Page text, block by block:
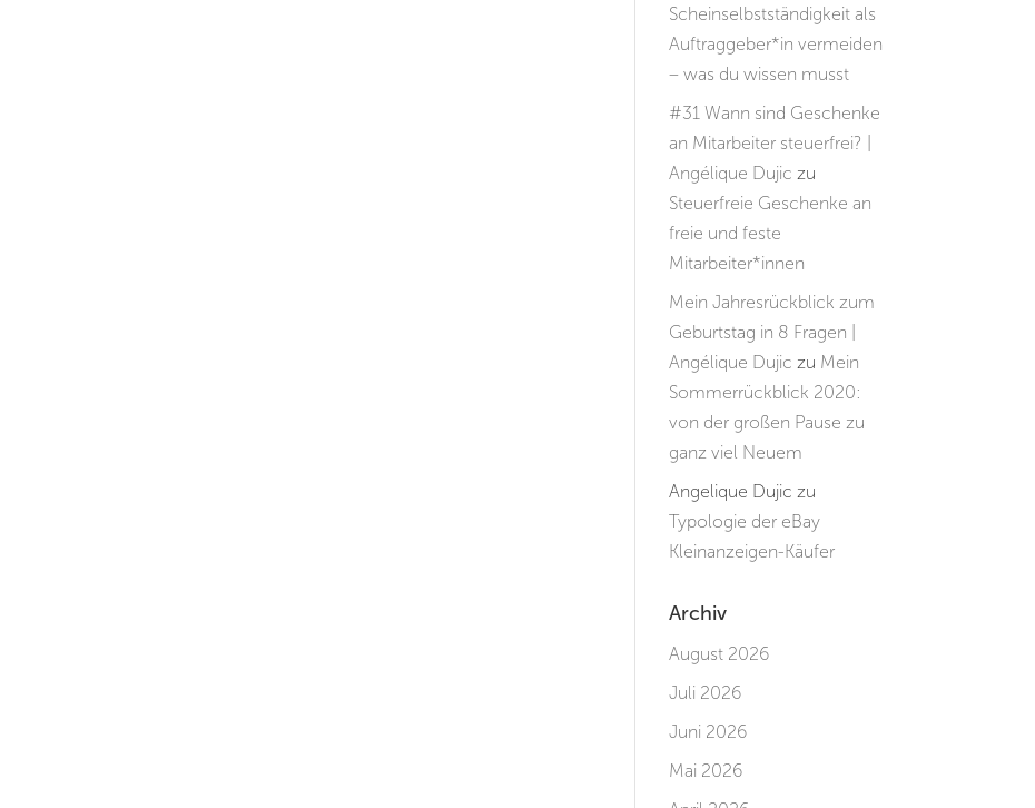
Scheinselbstständigkeit als
Auftraggeber*in vermeiden
– was du wissen musst
#31 Wann sind Geschenke
an Mitarbeiter steuerfrei? |
Angélique Dujic zu
Steuerfreie Geschenke an
freie und feste
Mitarbeiter*innen
Mein Jahresrückblick zum
Geburtstag in 8 Fragen |
Angélique Dujic zu Mein
Sommerrückblick 2020:
von der großen Pause zu
ganz viel Neuem
Angelique Dujic zu
Typologie der eBay
Kleinanzeigen-Käufer
Archiv
August 2026
Juli 2026
Juni 2026
Mai 2026